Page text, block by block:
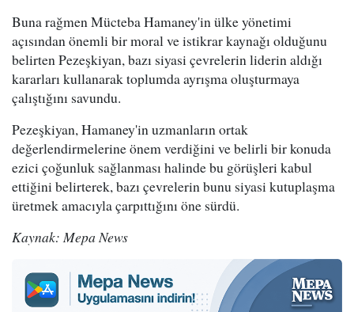
Buna rağmen Mücteba Hamaney'in ülke yönetimi
açısından önemli bir moral ve istikrar kaynağı olduğunu
belirten Pezeşkiyan, bazı siyasi çevrelerin liderin aldığı
kararları kullanarak toplumda ayrışma oluşturmaya
çalıştığını savundu.
Pezeşkiyan, Hamaney'in uzmanların ortak
değerlendirmelerine önem verdiğini ve belirli bir konuda
ezici çoğunluk sağlanması halinde bu görüşleri kabul
ettiğini belirterek, bazı çevrelerin bunu siyasi kutuplaşma
üretmek amacıyla çarpıttığını öne sürdü.
Kaynak: Mepa News